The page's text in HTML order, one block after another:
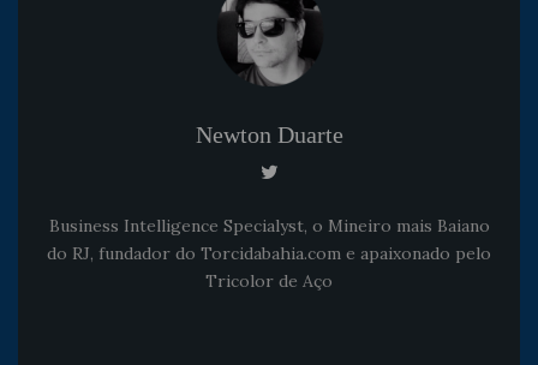
Newton Duarte
Business Intelligence Specialyst, o Mineiro mais Baiano
do RJ, fundador do Torcidabahia.com e apaixonado pelo
Tricolor de Aço